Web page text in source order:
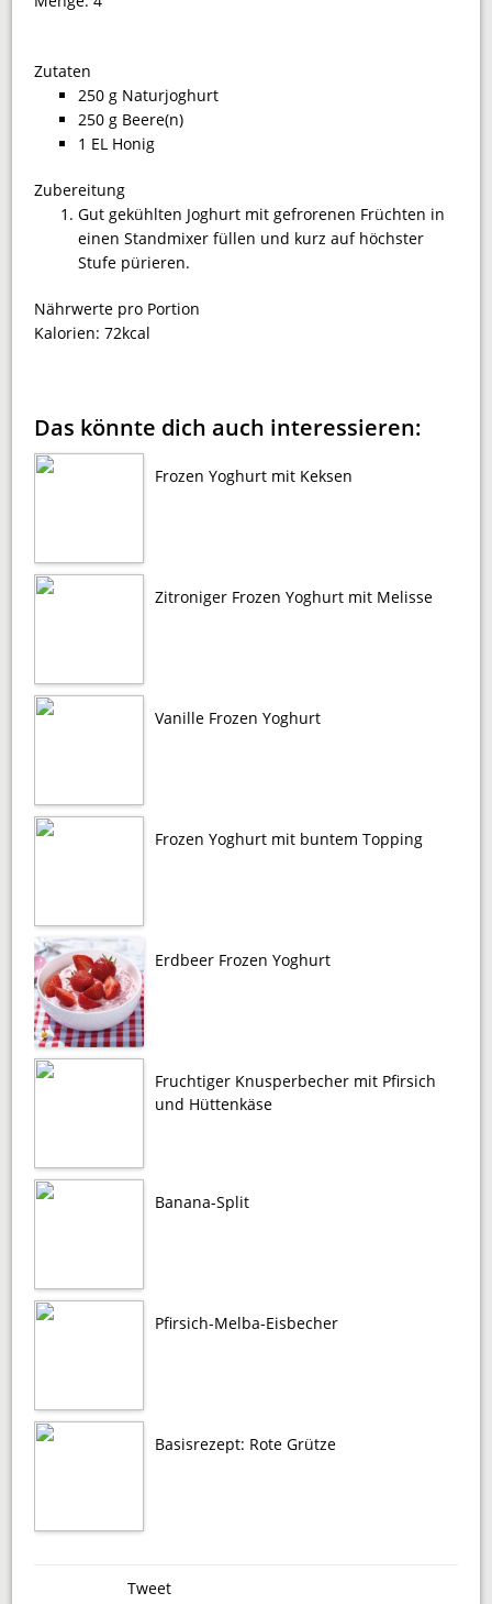
Zutaten
250 g Naturjoghurt
250 g Beere(n)
1 EL Honig
Zubereitung
Gut gekühlten Joghurt mit gefrorenen Früchten in
einen Standmixer füllen und kurz auf höchster
Stufe pürieren.
Nährwerte pro Portion
Kalorien:72kcal
Das könnte dich auch interessieren:
Frozen Yoghurt mit Keksen
Zitroniger Frozen Yoghurt mit Melisse
Vanille Frozen Yoghurt
Frozen Yoghurt mit buntem Topping
Erdbeer Frozen Yoghurt
Fruchtiger Knusperbecher mit Pfirsich
und Hüttenkäse
Banana-Split
Pfirsich-Melba-Eisbecher
Basisrezept: Rote Grütze
Tweet